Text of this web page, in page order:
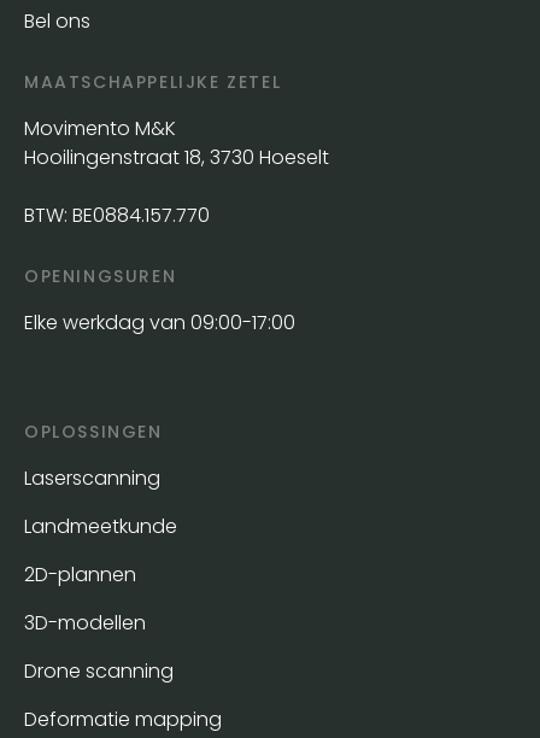
Bel ons
MAATSCHAPPELIJKE ZETEL
Movimento M&K
Hooilingenstraat 18, 3730 Hoeselt
BTW: BE0884.157.770
OPENINGSUREN
Elke werkdag van 09:00-17:00
OPLOSSINGEN
Laserscanning
Landmeetkunde
2D-plannen
3D-modellen
Drone scanning
Deformatie mapping